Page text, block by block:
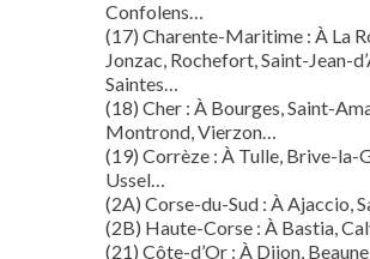
Confolens…
(17) Charente-Maritime : À La
Jonzac, Rochefort, Saint-Jean-
Saintes…
(18) Cher : À Bourges, Saint-
Montrond, Vierzon…
(19) Corrèze : À Tulle, Brive-la-
Ussel…
(2A) Corse-du-Sud : À Ajaccio,
(2B) Haute-Corse : À Bastia,
(21) Côte-d’Or : À Dijon,